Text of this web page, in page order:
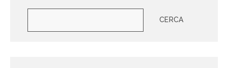
CERCA